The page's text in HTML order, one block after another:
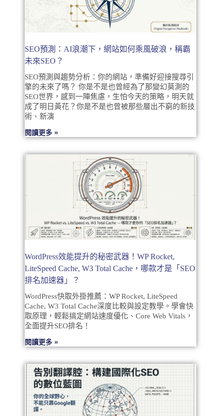
SEO預測：AI浪潮下，網站如何乘風破浪，稱霸
未來SEO？
SEO預測與趨勢分析：你的網站，準備好迎接搜尋引
擎的未來了嗎？ 你是不是也曾經為了那變幻莫測的
SEO世界，感到一陣焦慮，生怕今天的策略，明天就
成了明日黃花？你是不是也曾被那些層出不窮的新技
術、新演
閱讀更多 »
WordPress效能提升的秘密武器！WP Rocket,
LiteSpeed Cache, W3 Total Cache，哪款才是「SEO
排名加速器」？
WordPress快取外掛推薦：WP Rocket, LiteSpeed
Cache, W3 Total Cache深度比較與設定教學。學會快
取原理，輕鬆搞定網站速度優化、Core Web Vitals，
全面提升SEO排名！
閱讀更多 »